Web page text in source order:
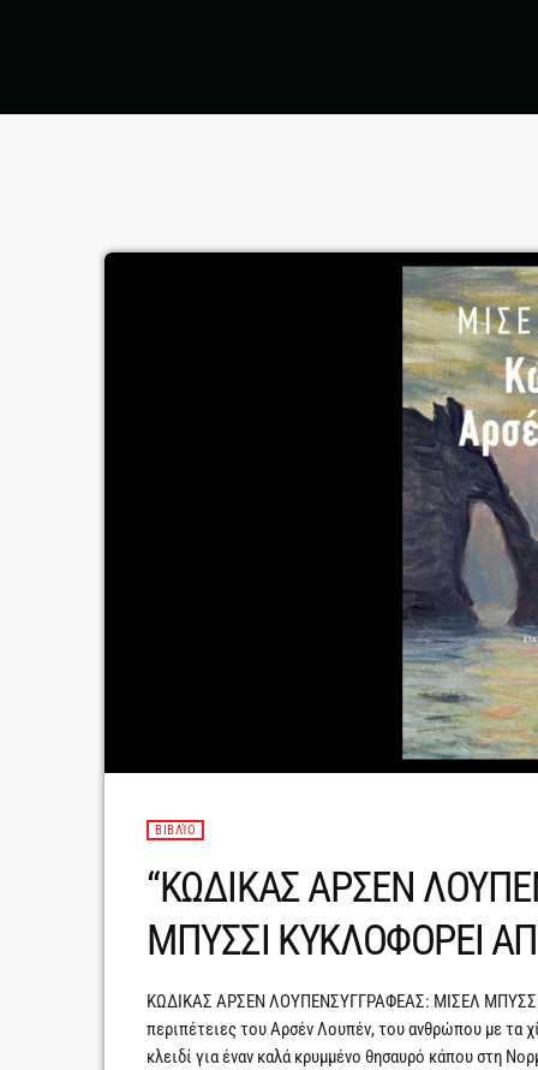
ΒΙΒΛΊΟ
“ΚΩΔΙΚΑΣ ΑΡΣΕΝ
ΜΠΥΣΣΙ ΚΥΚΛΟΦΟΡΕΙ
ΚΩΔΙΚΑΣ ΑΡΣΕΝ ΛΟΥΠΕΝΣΥΓΓΡΑΦΕΑΣ: ΜΙΣΕΛ
περιπέτειες του Αρσέν Λουπέν, του ανθρώπου με τα
κλειδί για έναν καλά κρυμμένο θησαυρό κάπου στη